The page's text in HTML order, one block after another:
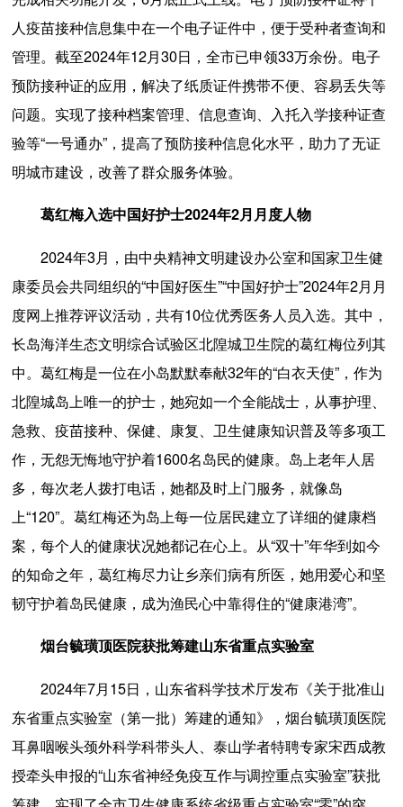
人疫苗接种信息集中在一个电子证件中，便于受种者查询和
管理。截至2024年12月30日，全市已申领33万余份。电子
预防接种证的应用，解决了纸质证件携带不便、容易丢失等
问题。实现了接种档案管理、信息查询、入托入学接种证查
验等“一号通办”，提高了预防接种信息化水平，助力了无证
明城市建设，改善了群众服务体验。
葛红梅入选中国好护士2024年2月月度人物
2024年3月，由中央精神文明建设办公室和国家卫生健
康委员会共同组织的“中国好医生”“中国好护士”2024年2月月
度网上推荐评议活动，共有10位优秀医务人员入选。其中，
长岛海洋生态文明综合试验区北隍城卫生院的葛红梅位列其
中。葛红梅是一位在小岛默默奉献32年的“白衣天使”，作为
北隍城岛上唯一的护士，她宛如一个全能战士，从事护理、
急救、疫苗接种、保健、康复、卫生健康知识普及等多项工
作，无怨无悔地守护着1600名岛民的健康。岛上老年人居
多，每次老人拨打电话，她都及时上门服务，就像岛
上“120”。葛红梅还为岛上每一位居民建立了详细的健康档
案，每个人的健康状况她都记在心上。从“双十”年华到如今
的知命之年，葛红梅尽力让乡亲们病有所医，她用爱心和坚
韧守护着岛民健康，成为渔民心中靠得住的“健康港湾”。
烟台毓璜顶医院获批筹建山东省重点实验室
2024年7月15日，山东省科学技术厅发布《关于批准山
东省重点实验室（第一批）筹建的通知》，烟台毓璜顶医院
耳鼻咽喉头颈外科学科带头人、泰山学者特聘专家宋西成教
授牵头申报的“山东省神经免疫互作与调控重点实验室”获批